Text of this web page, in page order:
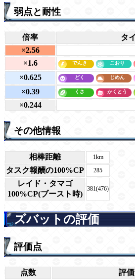
弱点と耐性
倍率
タ
×2.56
×1.6
×0.625
×0.39
×0.244
その他情報
相棒距離 1km
タスク報酬の100%CP 285
レイド・タマゴ
100%CP(ブースト時)
381(476)
ズバットの評価
評価点
点数 評